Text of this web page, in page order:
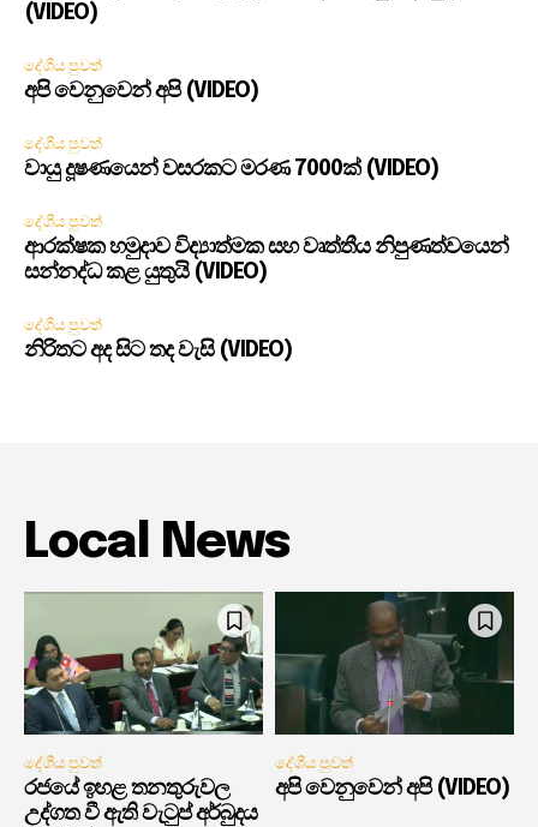
(VIDEO)
දේශීය පුවත්
අපි වෙනුවෙන් අපි (VIDEO)
දේශීය පුවත්
වායු දූෂණයෙන් වසරකට මරණ 7000ක් (VIDEO)
දේශීය පුවත්
ආරක්ෂක හමුදාව විද්‍යාත්මක සහ වෘත්තීය නිපුණත්වයෙන්
සන්නද්ධ කළ යුතුයි (VIDEO)
දේශීය පුවත්
නිරිතට අද සිට තද වැසි (VIDEO)
Local News
දේශීය පුවත්
රජයේ ඉහළ තනතුරුවල
උද්ගත වී ඇති වැටුප් අර්බුදය
දේශීය පුවත්
අපි වෙනුවෙන් අපි (VIDEO)